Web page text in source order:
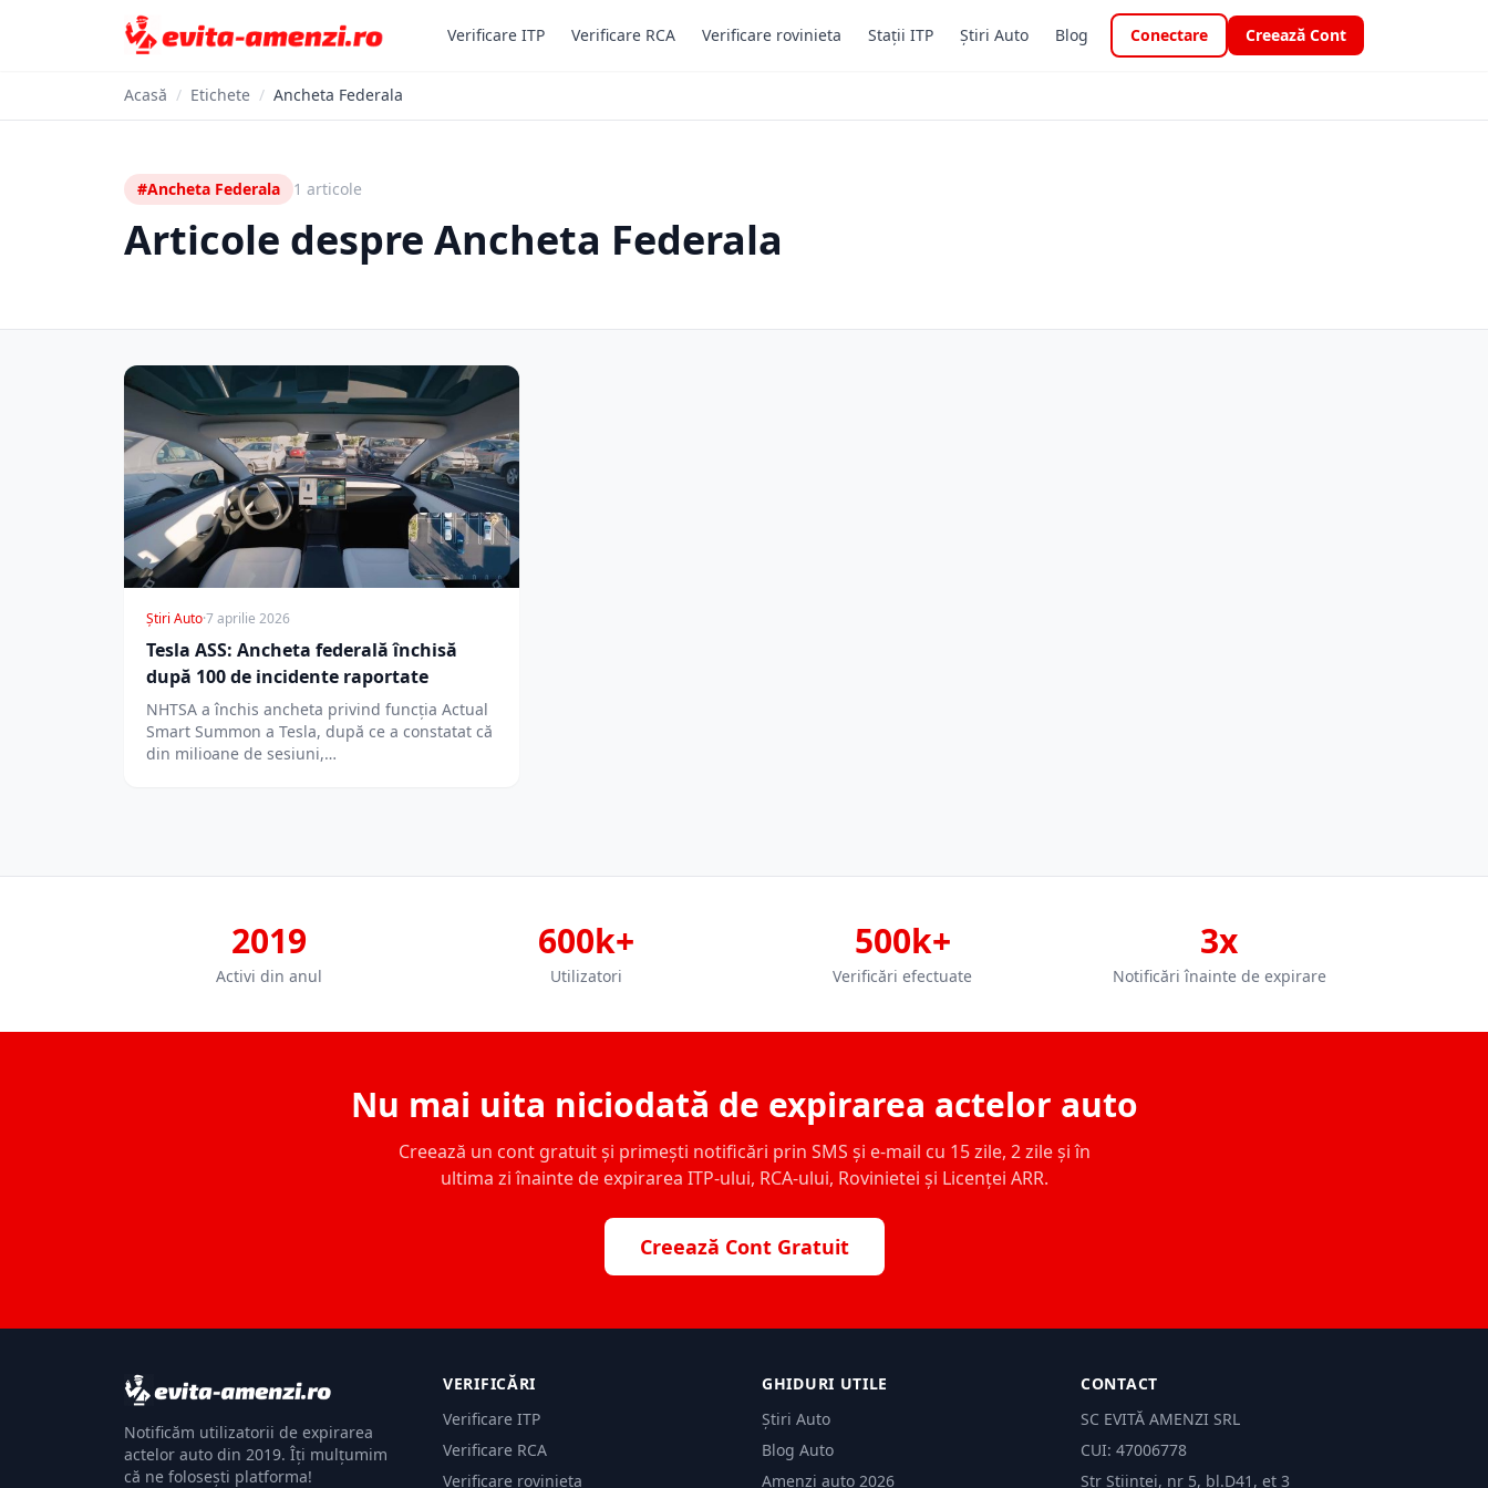
Verificare ITP Verificare RCA Verificare rovinieta Stații ITP Știri Auto Blog Conectare Creează Cont
Acasă / Etichete / Ancheta Federala
#Ancheta Federala 1 articole
Articole despre Ancheta Federala
Știri Auto·7 aprilie 2026
Tesla ASS: Ancheta federală închisă
după 100 de incidente raportate
NHTSA a închis ancheta privind funcția Actual
Smart Summon a Tesla, după ce a constatat că
din milioane de sesiuni,…
2019
Activi din anul
600k+
Utilizatori
500k+
Verificări efectuate
3x
Notificări înainte de expirare
Nu mai uita niciodată de expirarea actelor auto
Creează un cont gratuit și primești notificări prin SMS și e-mail cu 15 zile, 2 zile și în
ultima zi înainte de expirarea ITP-ului, RCA-ului, Rovinietei și Licenței ARR.
Creează Cont Gratuit
Notificăm utilizatorii de expirarea
actelor auto din 2019. Îți mulțumim
că ne folosești platforma!
VERIFICĂRI
Verificare ITP
Verificare RCA
Verificare rovinieta
GHIDURI UTILE
Știri Auto
Blog Auto
Amenzi auto 2026
CONTACT
SC EVITĂ AMENZI SRL
CUI: 47006778
Str Științei, nr 5, bl.D41, et 3